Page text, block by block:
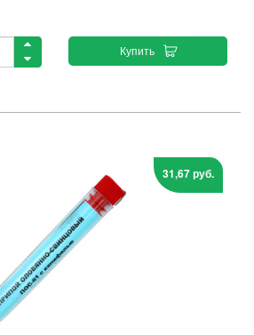
Купить
31,67 руб.